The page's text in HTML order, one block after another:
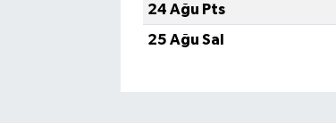
24 Ağu Pts
25 Ağu Sal